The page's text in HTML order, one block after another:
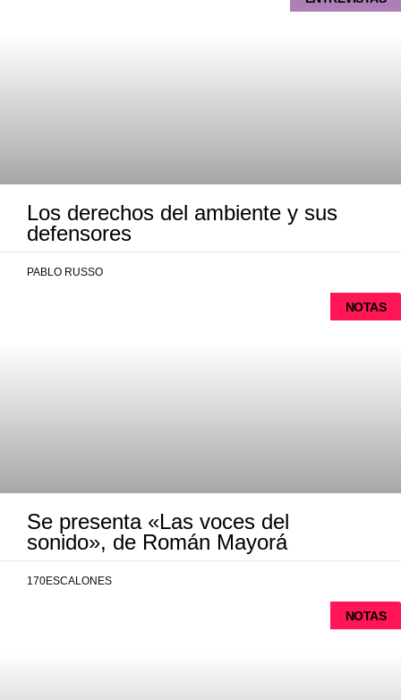
Los derechos del ambiente y sus
defensores
PABLO RUSSO
NOTAS
Se presenta «Las voces del
sonido», de Román Mayorá
170ESCALONES
NOTAS